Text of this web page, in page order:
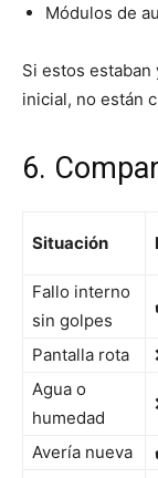
Módulos de
Si estos estaban
inicial, no están
6.
Situación
Fallo interno
sin golpes
Pantalla rota
Agua o
humedad
Avería nueva